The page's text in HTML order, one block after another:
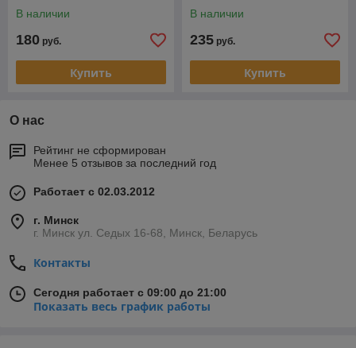
В наличии
180 руб.
Купить
В наличии
235 руб.
Купить
О нас
Рейтинг не сформирован
Менее 5 отзывов за последний год
Работает с 02.03.2012
г. Минск
г. Минск ул. Седых 16-68, Минск, Беларусь
Контакты
Сегодня работает с 09:00 до 21:00
Показать весь график работы